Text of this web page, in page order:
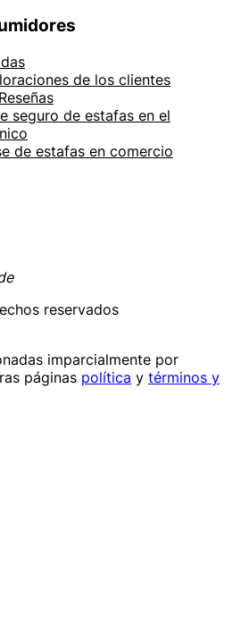
de los clientes
seguro de estafas en el
de estafas en comercio
reservados
imparcialmente por
páginas política y términos y